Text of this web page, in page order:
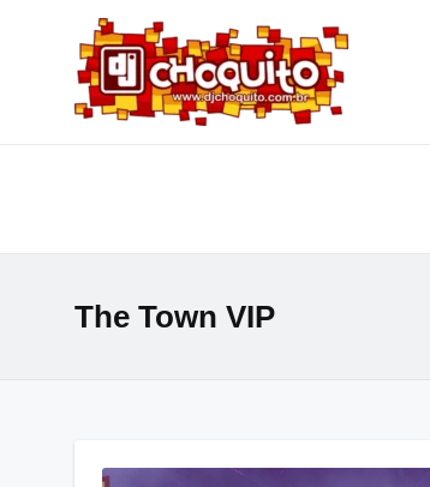
The Town VIP